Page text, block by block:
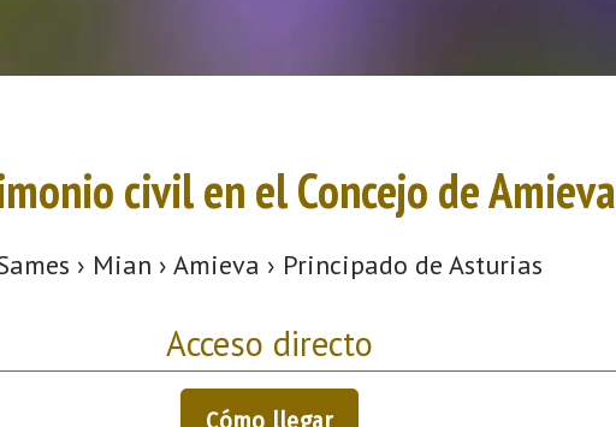
civil en el Concejo de Amieva
› Mian › Amieva › Principado de Asturias
Acceso directo
Cómo llegar